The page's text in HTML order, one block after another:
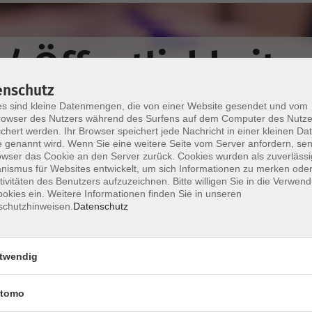
/
Wochentage
Kurstyp
sind kleine Datenmengen, die von einer Website gesendet und vom
des Nutzers während des Surfens auf dem Computer des
werden. Ihr Browser speichert jede Nachricht in einer kleinen
genannt wird. Wenn Sie eine weitere Seite vom Server anfordern,
das Cookie an den Server zurück. Cookies wurden als
für Websites entwickelt, um sich Informationen zu merken
des Benutzers aufzuzeichnen. Bitte willigen Sie in die
ein. Weitere Informationen finden Sie in unseren
Datenschutz